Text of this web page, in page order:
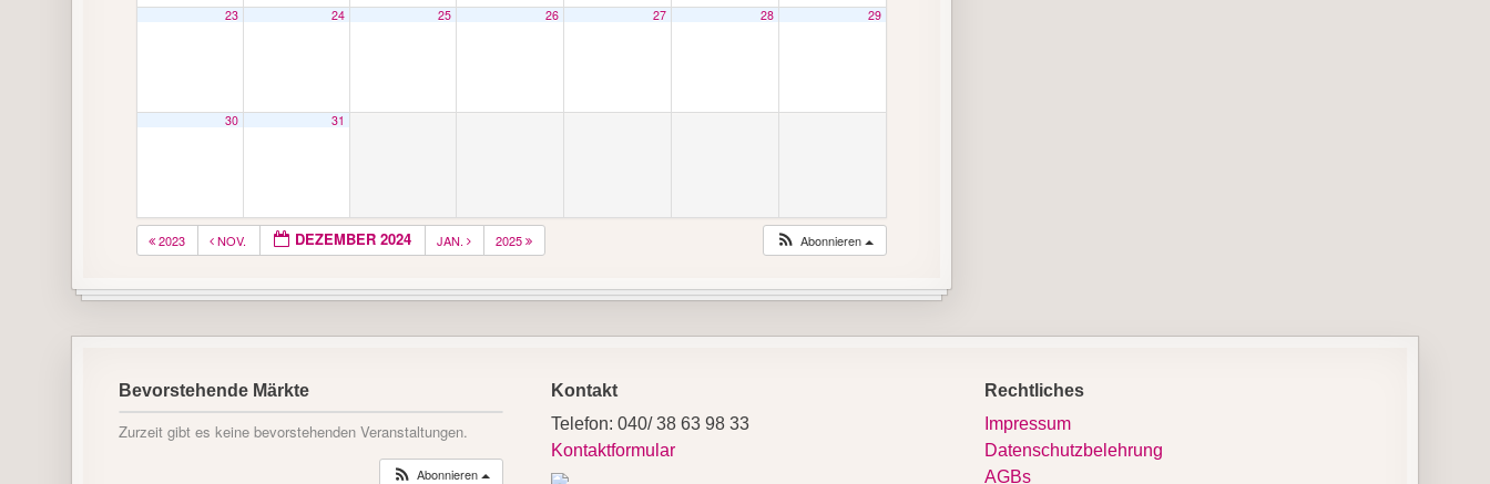
23 24 25 26 27 28 29
30 31
2023 NOV. DEZEMBER 2024 JAN. 2025 Abonnieren
Bevorstehende Märkte
Zurzeit gibt es keine bevorstehenden Veranstaltungen.
Abonnieren
Kontakt
Telefon: 040/ 38 63 98 33
Kontaktformular
Rechtliches
Impressum
Datenschutzbelehrung
AGBs